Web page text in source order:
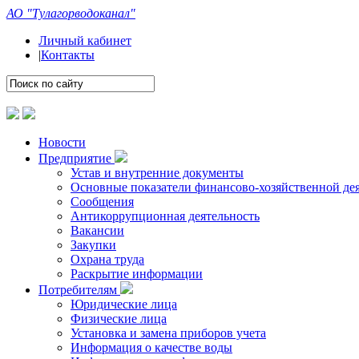
АО "Тулагорводоканал"
Личный кабинет
|Контакты
Новости
Предприятие
Устав и внутренние документы
Основные показатели финансово-хозяйственной
Сообщения
Антикоррупционная деятельность
Вакансии
Закупки
Охрана труда
Раскрытие информации
Потребителям
Юридические лица
Физические лица
Установка и замена приборов учета
Информация о качестве воды